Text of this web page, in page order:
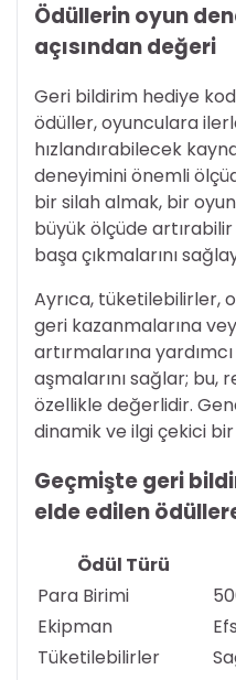
Ödüllerin oyun
açısından değeri
Geri bildirim hediye
ödüller, oyunculara
hızlandırabilecek
deneyimini önemli
bir silah almak, bir
büyük ölçüde
başa çıkmalarını
Ayrıca, tüketilebilirler,
geri kazanmalarına
artırmalarına
aşmalarını sağlar;
özellikle değerlidir.
dinamik ve ilgi çekici
Geçmişte geri
elde edilen
Ödül Türü
Para Birimi
Ekipman
Tüketilebilirler